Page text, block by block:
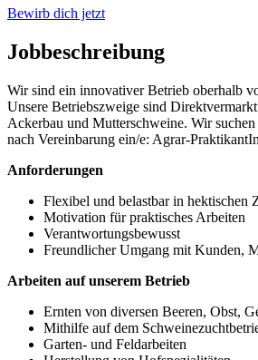
Bewirb dich jetzt
Jobbeschreibung
Wir sind ein innovativer Betrieb oberhalb
Unsere Betriebszweige sind
Ackerbau und Mutterschweine. Wir
nach Vereinbarung ein/e: Agrar-
Anforderungen
Flexibel und belastbar in hektischen
Motivation für praktisches Arbeiten
Verantwortungsbewusst
Freundlicher Umgang mit Kunden,
Arbeiten auf unserem Betrieb
Ernten von diversen Beeren, Obst,
Mithilfe auf dem
Garten- und Feldarbeiten